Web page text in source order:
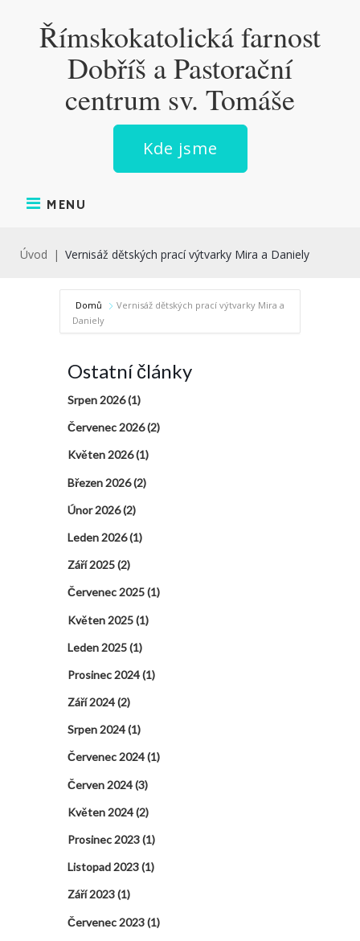
Římskokatolická farnost
Dobříš a Pastorační
centrum sv. Tomáše
Kde jsme
MENU
Úvod | Vernisáž dětských prací výtvarky Mira a Daniely
Domů
Vernisáž dětských prací výtvarky Mira a
Daniely
Ostatní články
Srpen 2026(1)
Červenec 2026(2)
Květen 2026(1)
Březen 2026(2)
Únor 2026(2)
Leden 2026(1)
Září 2025(2)
Červenec 2025(1)
Květen 2025(1)
Leden 2025(1)
Prosinec 2024(1)
Září 2024(2)
Srpen 2024(1)
Červenec 2024(1)
Červen 2024(3)
Květen 2024(2)
Prosinec 2023(1)
Listopad 2023(1)
Září 2023(1)
Červenec 2023(1)